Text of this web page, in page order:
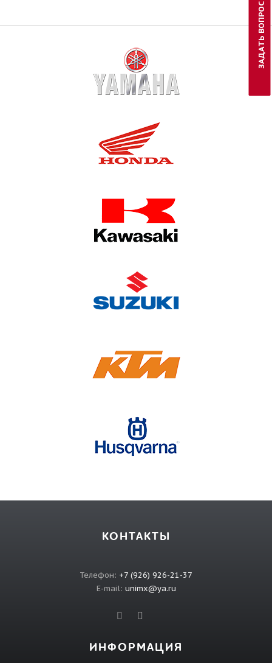
КОНТАКТЫ
Телефон: +7 (926) 926-21-37
E-mail: unimx@ya.ru
ИНФОРМАЦИЯ
ЗАДАТЬ ВОПРОС